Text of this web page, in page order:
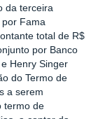
da terceira
Fama
total de R$
por Banco
Henry Singer
do Termo de
a serem
termo de